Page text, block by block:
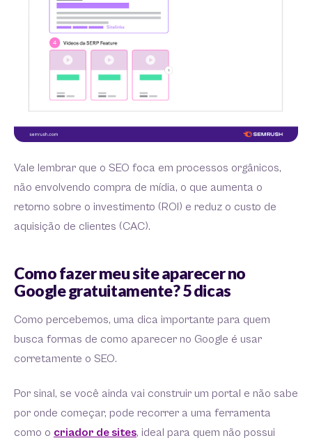
Vale lembrar que o SEO foca em processos orgânicos,
não envolvendo compra de mídia, o que aumenta o
retorno sobre o investimento (ROI) e reduz o custo de
aquisição de clientes (CAC).
Como fazer meu site aparecer no
Google gratuitamente? 5 dicas
Como percebemos, uma dica importante para quem
busca formas de como aparecer no Google é usar
corretamente o SEO.
Por sinal, se você ainda vai construir um portal e não sabe
por onde começar, pode recorrer a uma ferramenta
como o criador de sites, ideal para quem não possui